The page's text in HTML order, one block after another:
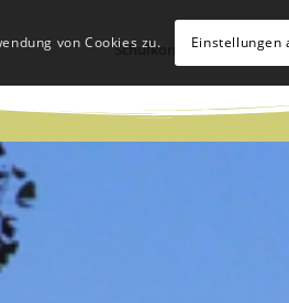
Schulkonzept
von Cookies zu. Einstellungen